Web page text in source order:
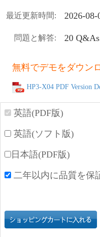
最近更新時間: 2026-08-
問題と解答: 20 Q&As
無料でデモをダウン
HP3-X04 PDF Version
英語(PDF版)
英語(ソフト版)
日本語(PDF版)
二年以内に品質を保